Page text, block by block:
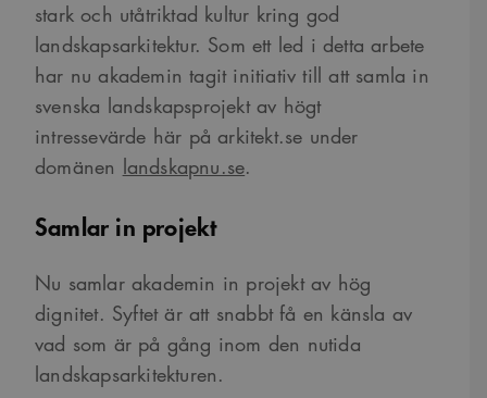
stark och utåtriktad kultur kring god
landskapsarkitektur. Som ett led i detta arbete
har nu akademin tagit initiativ till att samla in
svenska landskapsprojekt av högt
intressevärde här på arkitekt.se under
domänen landskapnu.se.
Samlar in projekt
Nu samlar akademin in projekt av hög
dignitet. Syftet är att snabbt få en känsla av
vad som är på gång inom den nutida
landskapsarkitekturen.